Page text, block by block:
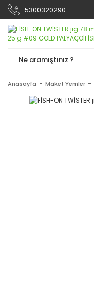
5300320290
Anasayfa Maket Yemler